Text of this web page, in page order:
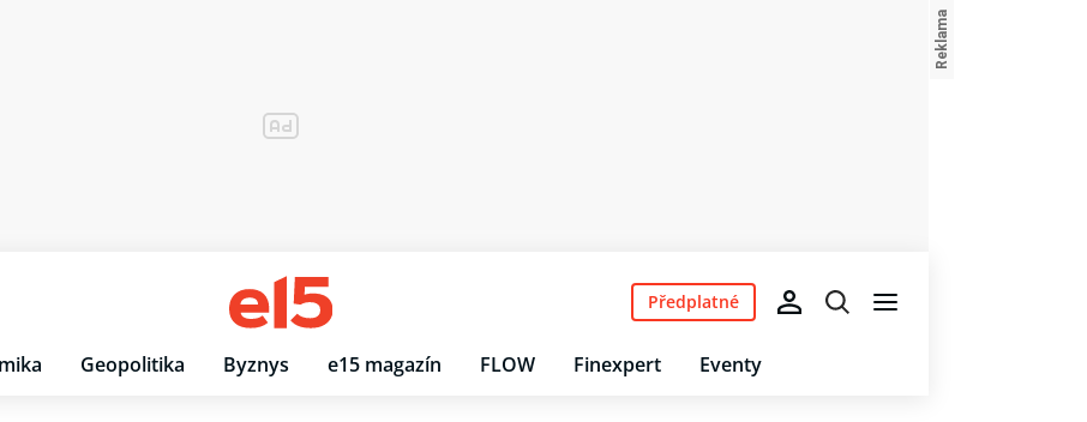
Geopolitika Byznys e15 magazín FLOW Finexpert Eventy
Předplatné